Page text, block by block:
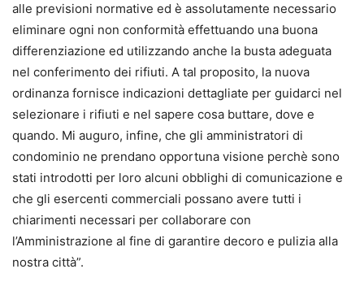
alle previsioni normative ed è assolutamente necessario
eliminare ogni non conformità effettuando una buona
differenziazione ed utilizzando anche la busta adeguata
nel conferimento dei rifiuti. A tal proposito, la nuova
ordinanza fornisce indicazioni dettagliate per guidarci nel
selezionare i rifiuti e nel sapere cosa buttare, dove e
quando. Mi auguro, infine, che gli amministratori di
condominio ne prendano opportuna visione perchè sono
stati introdotti per loro alcuni obblighi di comunicazione e
che gli esercenti commerciali possano avere tutti i
chiarimenti necessari per collaborare con
l’Amministrazione al fine di garantire decoro e pulizia alla
nostra città”.